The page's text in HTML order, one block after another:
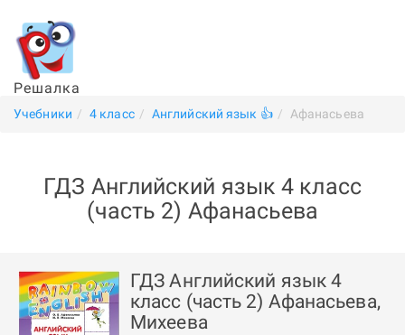
Решалка
Учебники 4 класс Английский язык 👍 Афанасьева
ГДЗ Английский язык 4 класс
(часть 2) Афанасьева
ГДЗ Английский язык 4
класс (часть 2) Афанасьева,
Михеева